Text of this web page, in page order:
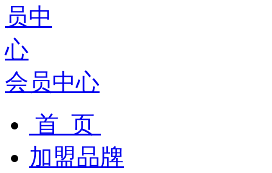
会员中心
首 页
加盟品牌